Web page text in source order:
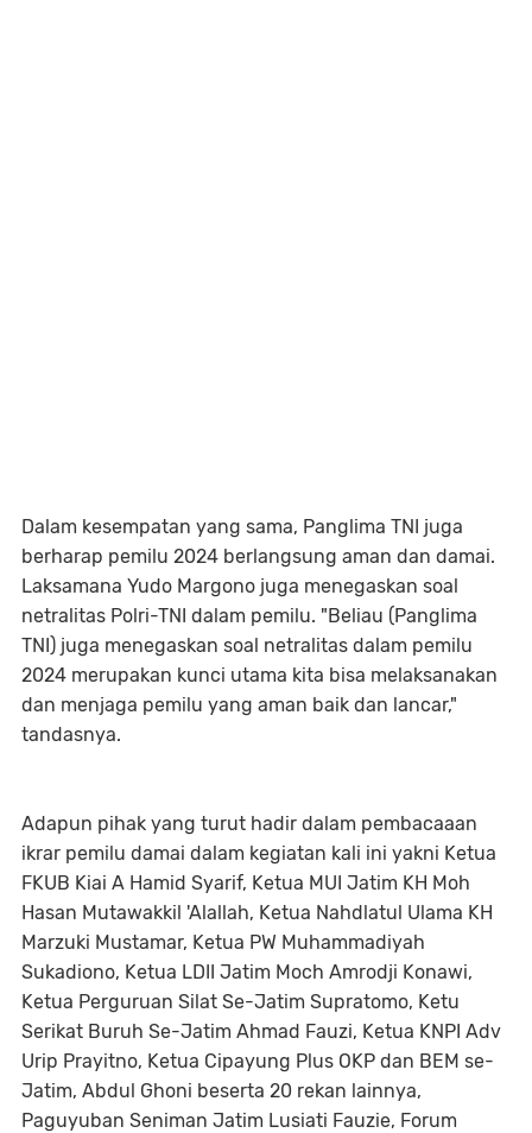
Dalam kesempatan yang sama, Panglima TNI juga
berharap pemilu 2024 berlangsung aman dan damai.
Laksamana Yudo Margono juga menegaskan soal
netralitas Polri-TNI dalam pemilu. "Beliau (Panglima
TNI) juga menegaskan soal netralitas dalam pemilu
2024 merupakan kunci utama kita bisa melaksanakan
dan menjaga pemilu yang aman baik dan lancar,"
tandasnya.
Adapun pihak yang turut hadir dalam pembacaaan
ikrar pemilu damai dalam kegiatan kali ini yakni Ketua
FKUB Kiai A Hamid Syarif, Ketua MUI Jatim KH Moh
Hasan Mutawakkil 'Alallah, Ketua Nahdlatul Ulama KH
Marzuki Mustamar, Ketua PW Muhammadiyah
Sukadiono, Ketua LDII Jatim Moch Amrodji Konawi,
Ketua Perguruan Silat Se-Jatim Supratomo, Ketu
Serikat Buruh Se-Jatim Ahmad Fauzi, Ketua KNPI Adv
Urip Prayitno, Ketua Cipayung Plus OKP dan BEM se-
Jatim, Abdul Ghoni beserta 20 rekan lainnya,
Paguyuban Seniman Jatim Lusiati Fauzie, Forum